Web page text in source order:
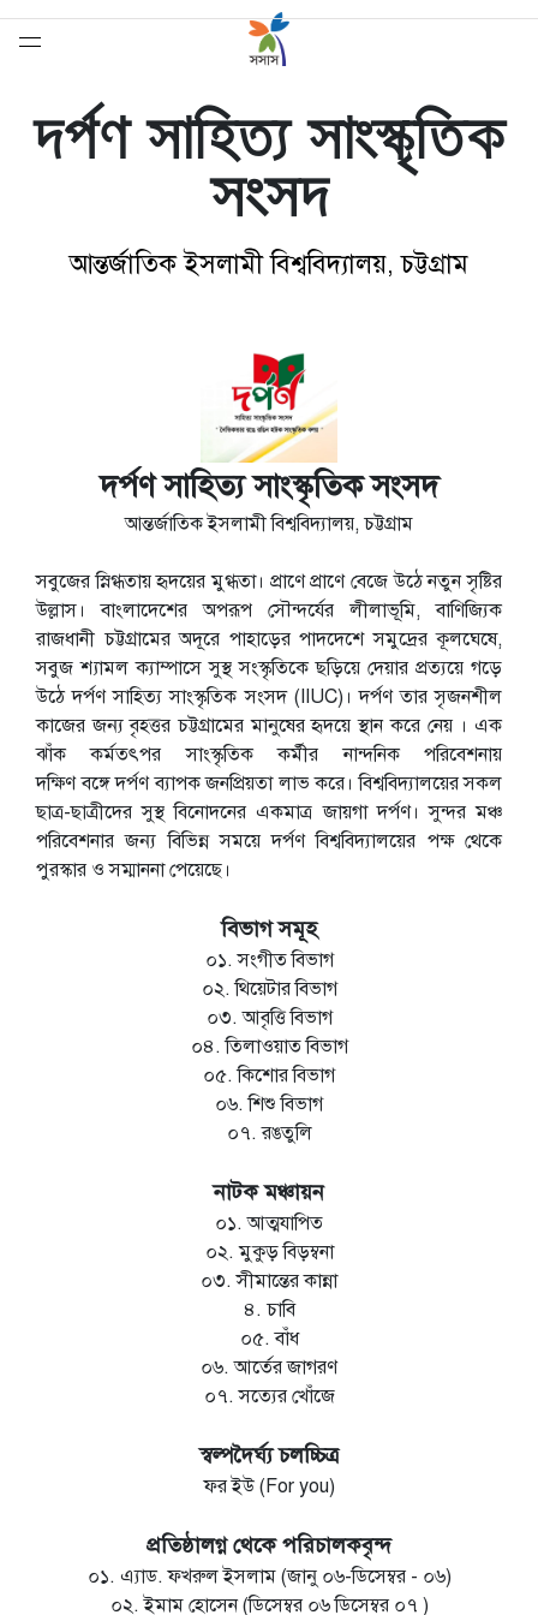
দর্পণ সাহিত্য সাংস্কৃতিক
সংসদ
আন্তর্জাতিক ইসলামী বিশ্ববিদ্যালয়, চট্টগ্রাম
দর্পণ সাহিত্য সাংস্কৃতিক সংসদ
আন্তর্জাতিক ইসলামী বিশ্ববিদ্যালয়, চট্টগ্রাম
সবুজের স্নিগ্ধতায় হৃদয়ের মুগ্ধতা। প্রাণে প্রাণে বেজে উঠে নতুন সৃষ্টির
উল্লাস। বাংলাদেশের অপরূপ সৌন্দর্যের লীলাভূমি, বাণিজ্যিক
রাজধানী চট্টগ্রামের অদূরে পাহাড়ের পাদদেশে সমুদ্রের কূলঘেষে,
সবুজ শ্যামল ক্যাম্পাসে সুস্থ সংস্কৃতিকে ছড়িয়ে দেয়ার প্রত্যয়ে গড়ে
উঠে দর্পণ সাহিত্য সাংস্কৃতিক সংসদ (IIUC)। দর্পণ তার সৃজনশীল
কাজের জন্য বৃহত্তর চট্টগ্রামের মানুষের হৃদয়ে স্থান করে নেয় । এক
ঝাঁক কর্মতৎপর সাংস্কৃতিক কর্মীর নান্দনিক পরিবেশনায়
দক্ষিণ বঙ্গে দর্পণ ব্যাপক জনপ্রিয়তা লাভ করে। বিশ্ববিদ্যালয়ের সকল
ছাত্র-ছাত্রীদের সুস্থ বিনোদনের একমাত্র জায়গা দর্পণ। সুন্দর মঞ্চ
পরিবেশনার জন্য বিভিন্ন সময়ে দর্পণ বিশ্ববিদ্যালয়ের পক্ষ থেকে
পুরস্কার ও সম্মাননা পেয়েছে।
বিভাগ সমূহ
০১. সংগীত বিভাগ
০২. থিয়েটার বিভাগ
০৩. আবৃত্তি বিভাগ
০৪. তিলাওয়াত বিভাগ
০৫. কিশোর বিভাগ
০৬. শিশু বিভাগ
০৭. রঙতুলি
নাটক মঞ্চায়ন
০১. আত্মযাপিত
০২. মুকুড় বিড়ম্বনা
০৩. সীমান্তের কান্না
৪. চাবি
০৫. বাঁধ
০৬. আর্তের জাগরণ
০৭. সত্যের খোঁজে
স্বল্পদৈর্ঘ্য চলচ্চিত্র
ফর ইউ (For you)
প্রতিষ্ঠালগ্ন থেকে পরিচালকবৃন্দ
০১. এ্যাড. ফখরুল ইসলাম (জানু ০৬-ডিসেম্বর - ০৬)
০২. ইমাম হোসেন (ডিসেম্বর ০৬ ডিসেম্বর ০৭ )